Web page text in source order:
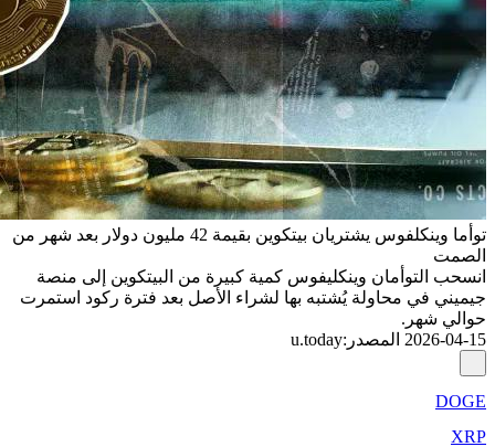
توأما وينكلفوس يشتريان بيتكوين بقيمة 42 مليون دولار بعد شهر من
الصمت
انسحب التوأمان وينكليفوس كمية كبيرة من البيتكوين إلى منصة
جيميني في محاولة يُشتبه بها لشراء الأصل بعد فترة ركود استمرت
حوالي شهر.
2026-04-15 المصدر :
u.today
DOGE
XRP